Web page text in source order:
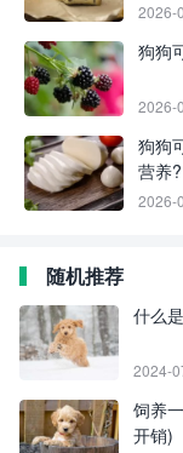
2026-
狗狗
2026-
狗狗
营养?
2026-
随机推荐
什么
2024-
饲养
开销)